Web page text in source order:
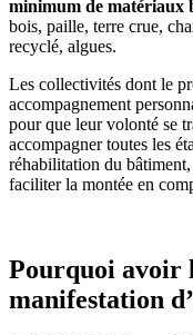
minimum de matériaux
bois, paille, terre crue,
recyclé, algues.
Les collectivités dont le
accompagnement
pour que leur volonté se
accompagner toutes les
réhabilitation du bâtiment,
faciliter la montée en
Pourquoi avoir
manifestation